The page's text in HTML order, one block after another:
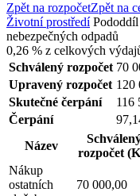
Zpět na rozpočetZpět na
Životní prostředí Pododdíl
nebezpečných odpadů
0,26 % z celkových
Schválený rozpočet 70
Upravený rozpočet 120
Skutečné čerpání
116
Čerpání
Název
rozpočet
Nákup
ostatních
70 000,00